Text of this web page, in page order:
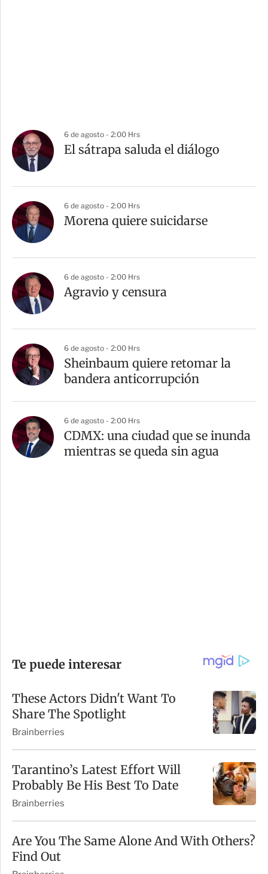
6 de agosto - 2:00 Hrs
El sátrapa saluda el diálogo
6 de agosto - 2:00 Hrs
Morena quiere suicidarse
6 de agosto - 2:00 Hrs
Agravio y censura
6 de agosto - 2:00 Hrs
Sheinbaum quiere retomar la
bandera anticorrupción
6 de agosto - 2:00 Hrs
CDMX: una ciudad que se inunda
mientras se queda sin agua